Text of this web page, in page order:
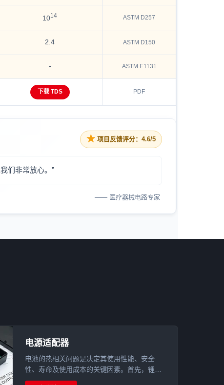
1014 ASTM D257
2.4 ASTM D150
- ASTM E1131
下载 TDS PDF
★ 项目反馈评分：4.6/5
们非常放心。”
—— 医疗器械电路专家
电源适配器
电池的热相关问题是决定其使用性能、安全
性、寿命及使用成本的关键因素。首先，锂离
子电池的温度水平直接影响其使用中的能量与